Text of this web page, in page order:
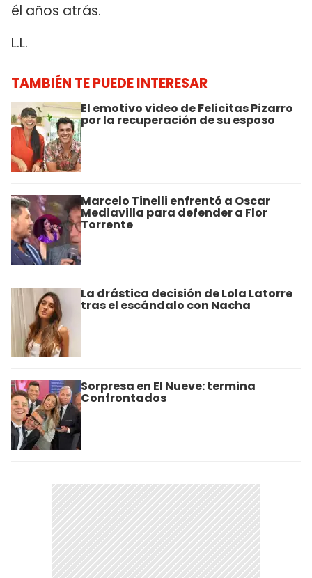
él años atrás.
L.L.
TAMBIÉN TE PUEDE INTERESAR
El emotivo video de Felicitas Pizarro
por la recuperación de su esposo
Marcelo Tinelli enfrentó a Oscar
Mediavilla para defender a Flor
Torrente
La drástica decisión de Lola Latorre
tras el escándalo con Nacha
Sorpresa en El Nueve: termina
Confrontados